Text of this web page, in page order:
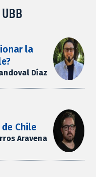
la
Díaz
Chile
Aravena